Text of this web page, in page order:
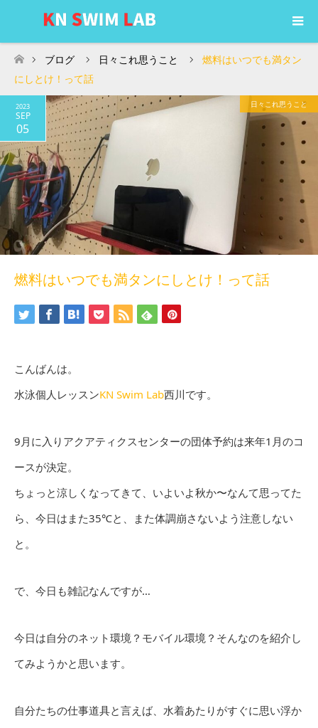
ホーム
ブログ 日々これ思うこと
燃料はいつでも満タン
にしとけ！って話
2023
SEP
05
日々これ思うこと
燃料はいつでも満タンにしとけ！って話
こんばんは。
水泳個人レッスンKN Swim Lab西川です。
9月に入りアクアティクスセンターの団体予約は来年1月のコ
ースが決定。
ちょっと涼しくなってきて、いよいよ秋か〜なんて思ってた
ら、今日はまた35℃と、また体調崩さないよう注意しない
と。
で、今日も雑記なんですが…
今日は自分のネット環境？モバイル環境？そんなのを紹介し
てみようかと思います。
自分たちの仕事道具と言えば、水着あたりがすぐに思い浮か